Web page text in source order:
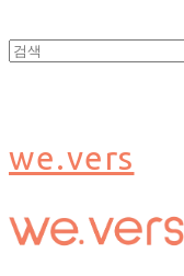
we.vers